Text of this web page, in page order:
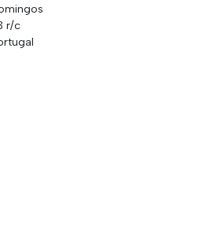
r/c